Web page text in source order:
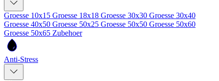
Groesse 10x15 Groesse 18x18 Groesse 30x30 Groesse 30x40
Groesse 40x50 Groesse 50x25 Groesse 50x50 Groesse 50x60
Groesse 50x65 Zubehoer
Anti-Stress